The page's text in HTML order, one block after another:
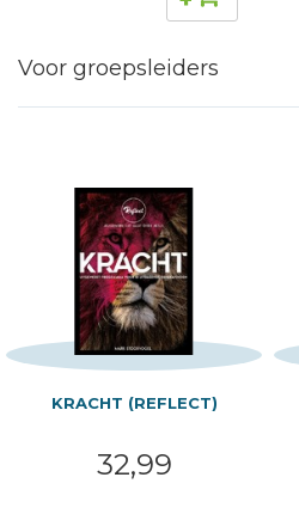
Voor groepsleiders
KRACHT (REFLECT)
32,99